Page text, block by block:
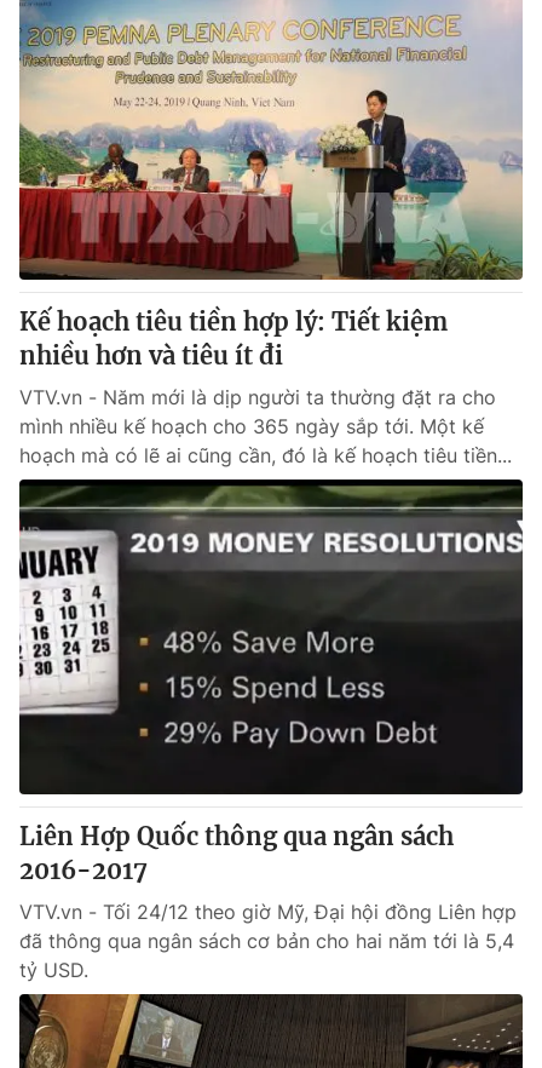
Kế hoạch tiêu tiền hợp lý: Tiết kiệm
nhiều hơn và tiêu ít đi
VTV.vn - Năm mới là dịp người ta thường đặt ra cho
mình nhiều kế hoạch cho 365 ngày sắp tới. Một kế
hoạch mà có lẽ ai cũng cần, đó là kế hoạch tiêu tiền...
Liên Hợp Quốc thông qua ngân sách
2016-2017
VTV.vn - Tối 24/12 theo giờ Mỹ, Đại hội đồng Liên hợp
đã thông qua ngân sách cơ bản cho hai năm tới là 5,4
tỷ USD.